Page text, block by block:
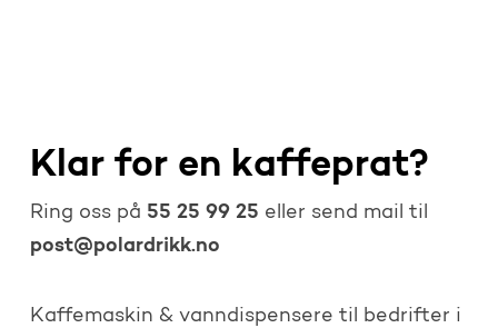
Klar for en kaffeprat?
Ring oss på 55 25 99 25 eller send mail til
post@polardrikk.no
Kaffemaskin & vanndispensere til bedrifter i